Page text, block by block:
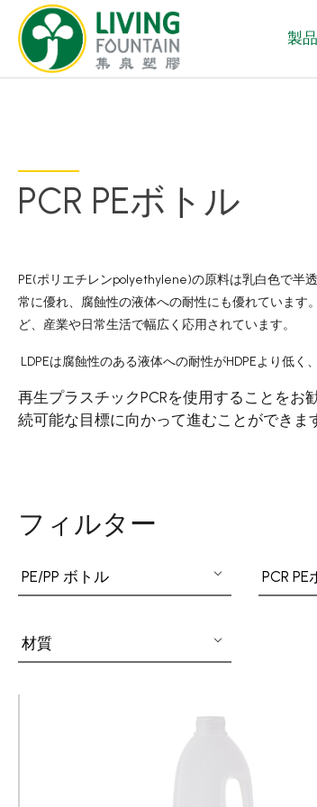
製
PCR PEボトル
PE(ポリエチレンpolyethylene)の原料は乳白色で半
常に優れ、腐蝕性の液体への耐性にも優れています
ど、産業や日常生活で幅広く応用されています。
LDPEは腐蝕性のある液体への耐性がHDPEより低く
再生プラスチックPCRを使用することを
続可能な目標に向かって進むことができま
フィルター
PE/PP ボトル PCR
材質
製品紹介
PCR PET ボトル
PE/PP ボトル
キャップ
ポンプヘッド
PCR PETプリフォーム
特許技術